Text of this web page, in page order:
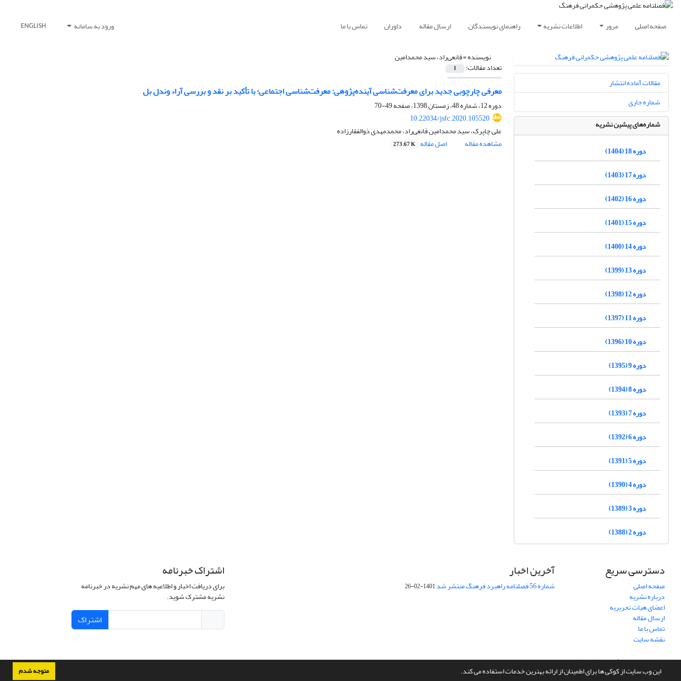
این وب سایت از کوکی ها برای اطمینان از ارائه بهترین خدمات استفاده می کند. متوجه شدم
صفحه اصلی مرور اطلاعات نشریه راهنمای نویسندگان ارسال مقاله داوران تماس با ما ورود به سامانه ENGLISH
نویسنده =قانعی‌راد، سید محمدامین
تعداد مقالات: 1
معرفی چارچوبی جدید برای معرفت‌شناسی آینده‌پژوهی: معرفت‌شناسی اجتماعی؛ با تأکید بر نقد و بررسی آراء وندل بل
دوره 12، شماره 48، زمستان 1398، صفحه
49-70
10.22034/jsfc.2020.105520
علی چاپرک، سید محمدامین قانعی‌راد، محمدمهدی ذوالفقارزاده
مشاهده مقاله
اصل مقاله 273.67 K
مقالات آماده انتشار
شماره جاری
شماره‌های پیشین نشریه
دوره 18 (1404)
دوره 17 (1403)
دوره 16 (1402)
دوره 15 (1401)
دوره 14 (1400)
دوره 13 (1399)
دوره 12 (1398)
دوره 11 (1397)
دوره 10 (1396)
دوره 9 (1395)
دوره 8 (1394)
دوره 7 (1393)
دوره 6 (1392)
دوره 5 (1391)
دوره 4 (1390)
دوره 3 (1389)
دوره 2 (1388)
دسترسی سریع
صفحه اصلی
درباره نشریه
اعضای هیات تحریریه
ارسال مقاله
تماس با ما
نقشه سایت
آخرین اخبار
شماره 56 فصلنامه راهبرد فرهنگ منتشر شد 1401-02-26
اشتراک خبرنامه
برای دریافت اخبار و اطلاعیه های مهم نشریه در خبرنامه
نشریه مشترک شوید.
اشتراک
سامانه مدیریت نشریات علمی.طراحی و پیاده سازی ازسیناوب